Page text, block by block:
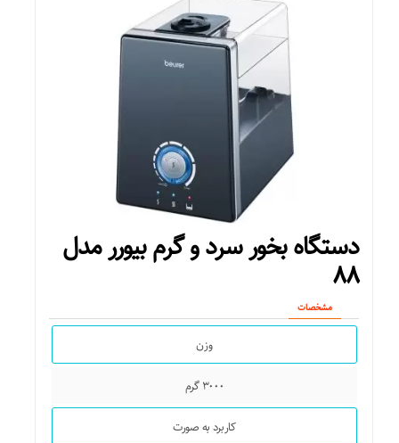
امکان استفاده بدون تماس فیزیکی
اقلام همراه
ریموت کنترل – دفترچه راهنمای انگلیسی –
راهنمای فارسی
ظرفیت مخزن آب
حداکثر فضای مناسب
برق
مشخصات نمایشگر
نمایشگر لمسی نشانگر میزان رطوبت و
دستگاه بخور سرد و گرم بیورر مدل
۸۸
مشخصات
وزن
۳۰۰۰ گرم
کاربرد به صورت